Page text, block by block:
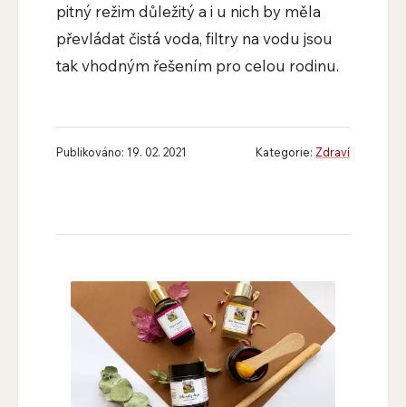
pitný režim důležitý a i u nich by měla
převládat čistá voda, filtry na vodu jsou
tak vhodným řešením pro celou rodinu.
Publikováno: 19. 02. 2021 Kategorie: Zdraví